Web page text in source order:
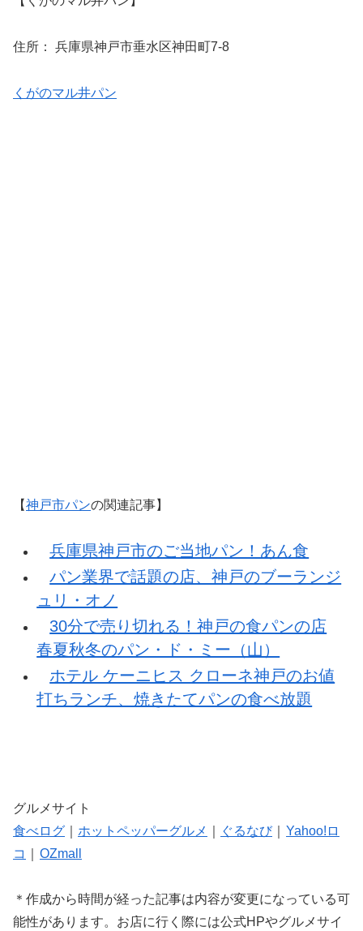
住所： 兵庫県神戸市垂水区神田町7-8
くがのマル井パン
【神戸市パンの関連記事】
兵庫県神戸市のご当地パン！あん食
パン業界で話題の店、神戸のブーランジ
ュリ・オノ
30分で売り切れる！神戸の食パンの店
春夏秋冬のパン・ド・ミー（山）
ホテル ケーニヒス クローネ神戸のお値
打ちランチ、焼きたてパンの食べ放題
グルメサイト
食べログ
ホットペッパーグルメ ぐるなび｜ Yahoo!ロ
コ
OZmall
＊作成から時間が経った記事は内容が変更になっている可
能性があります。お店に行く際には公式HPやグルメサイ